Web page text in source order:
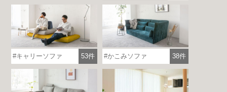
キャリーソファ 53件 かこみソファ 38件